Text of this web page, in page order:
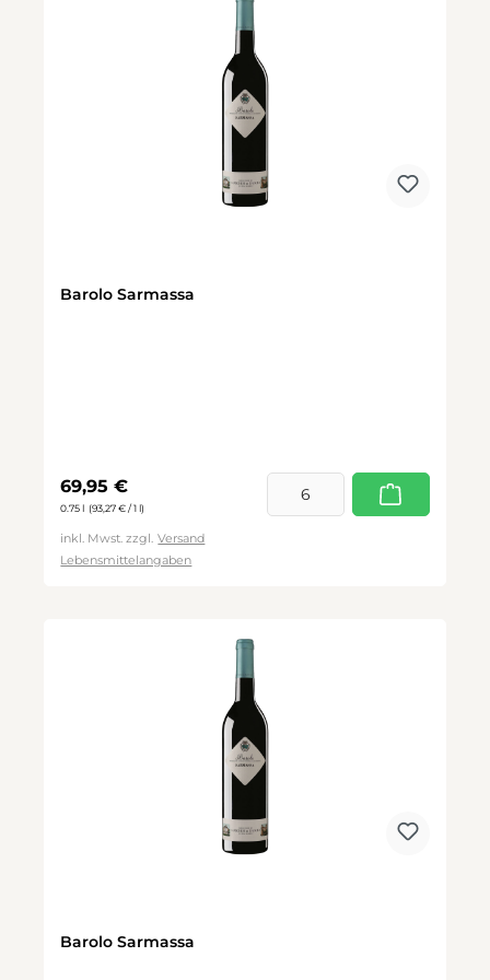
Barolo Sarmassa
Regulärer Preis:
69,95 €
0.75 l (93,27 € / 1 l)
inkl. Mwst. zzgl. Versand
Lebensmittelangaben
Barolo Sarmassa